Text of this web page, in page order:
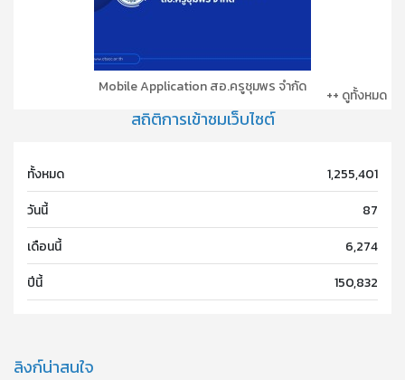
Mobile Application สอ.ครูชุมพร จำกัด ++ ดูทั้งหมด
สถิติการเข้าชมเว็บไซต์
ทั้งหมด
1,255,401
วันนี้
87
เดือนนี้
6,274
ปีนี้
150,832
ลิงก์น่าสนใจ